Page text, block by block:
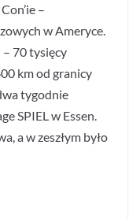
–
w Ameryce.
70 tysięcy
km od granicy
tygodnie
SPIEL w Essen.
a w zeszłym było